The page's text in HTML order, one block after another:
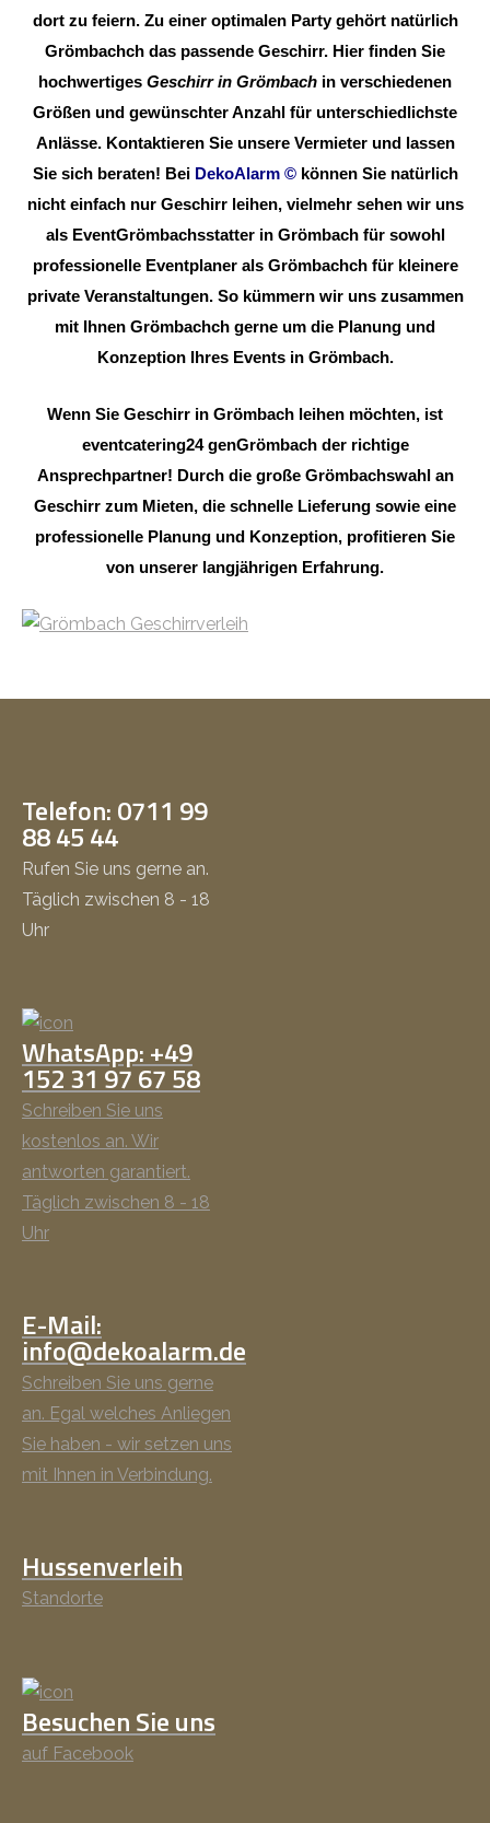
dort zu feiern. Zu einer optimalen Party gehört natürlich
Grömbachch das passende Geschirr. Hier finden Sie
hochwertiges Geschirr in Grömbach in verschiedenen
Größen und gewünschter Anzahl für unterschiedlichste
Anlässe. Kontaktieren Sie unsere Vermieter und lassen
Sie sich beraten! Bei DekoAlarm © können Sie natürlich
nicht einfach nur Geschirr leihen, vielmehr sehen wir uns
als EventGrömbachsstatter in Grömbach für sowohl
professionelle Eventplaner als Grömbachch für kleinere
private Veranstaltungen. So kümmern wir uns zusammen
mit Ihnen Grömbachch gerne um die Planung und
Konzeption Ihres Events in Grömbach.
Wenn Sie Geschirr in Grömbach leihen möchten, ist
eventcatering24 genGrömbach der richtige
Ansprechpartner! Durch die große Grömbachswahl an
Geschirr zum Mieten, die schnelle Lieferung sowie eine
professionelle Planung und Konzeption, profitieren Sie
von unserer langjährigen Erfahrung.
Telefon: 0711 99
88 45 44
Rufen Sie uns gerne an.
Täglich zwischen 8 - 18
Uhr
WhatsApp: +49
152 31 97 67 58
Schreiben Sie uns
kostenlos an. Wir
antworten garantiert.
Täglich zwischen 8 - 18
Uhr
E-Mail:
info@dekoalarm.de
Schreiben Sie uns gerne
an. Egal welches Anliegen
Sie haben - wir setzen uns
mit Ihnen in Verbindung.
Hussenverleih
Standorte
Besuchen Sie uns
auf Facebook